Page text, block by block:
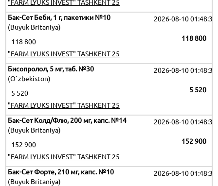
"FARM LYUKS INVEST" TASHKENT 25
Бак-Сет Беби, 1 г, пакетики №10
(Buyuk Britaniya)
2026-08-10 01:48:35
118 800
118 800
"FARM LYUKS INVEST" TASHKENT 25
Бисопролол, 5 мг, таб. №30
(O`zbekiston)
2026-08-10 01:48:35
5 520
5 520
"FARM LYUKS INVEST" TASHKENT 25
Бак-Сет Колд/Флю, 200 мг, капс. №14
(Buyuk Britaniya)
2026-08-10 01:48:35
152 900
152 900
"FARM LYUKS INVEST" TASHKENT 25
Бак-Сет Форте, 210 мг, капс. №10
(Buyuk Britaniya)
2026-08-10 01:48:35